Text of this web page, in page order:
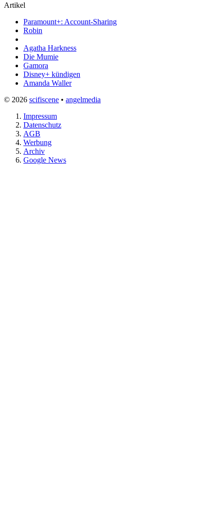
Artikel
Paramount+: Account-Sharing
Robin
Agatha Harkness
Die Mumie
Gamora
Disney+ kündigen
Amanda Waller
© 2026 scifiscene • angelmedia
Impressum
Datenschutz
AGB
Werbung
Archiv
Google News